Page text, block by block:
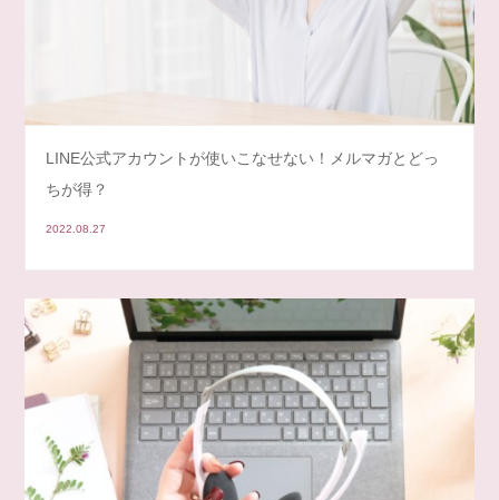
LINE公式アカウントが使いこなせない！メルマガとどっ
ちが得？
2022.08.27